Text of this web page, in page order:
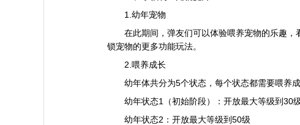
1.幼年宠物
在此期间，弹友们可以体验喂养宠物的乐趣
锁宠物的更多功能玩法。
2.喂养成长
幼年体共分为5个状态，每个状态都需要喂养
幼年状态1（初始阶段）：开放最大等级到30
幼年状态2：开放最大等级到50级